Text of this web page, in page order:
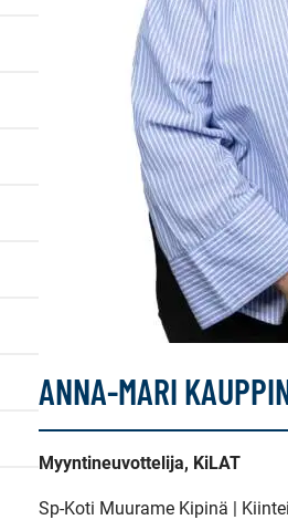
ANNA-MARI
Myyntineuvottelija, KiLAT
Sp-Koti Muurame Kipinä |